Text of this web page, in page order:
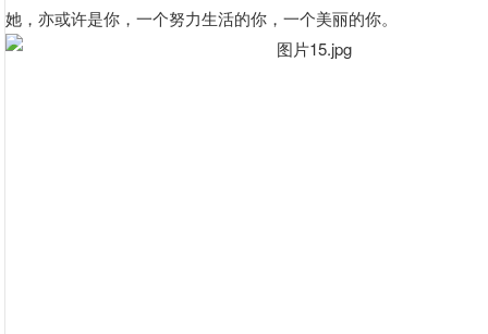
她，亦或许是你，一个努力生活的你，一个美丽的你。